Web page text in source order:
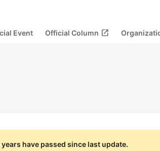
Event Official Column open_in_new
have passed since last update.